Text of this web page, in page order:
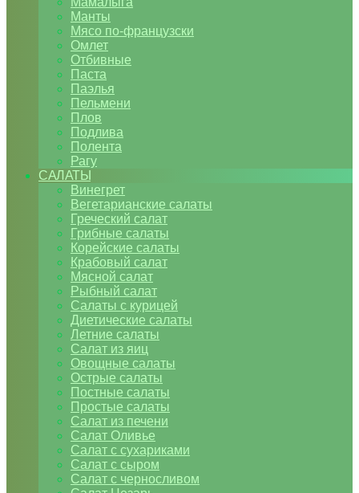
Манты
Мясо по-французски
Омлет
Отбивные
Паста
Паэлья
Пельмени
Плов
Подлива
Полента
Рагу
САЛАТЫ
Винегрет
Вегетарианские салаты
Греческий салат
Грибные салаты
Корейские салаты
Крабовый салат
Мясной салат
Рыбный салат
Салаты с курицей
Диетические салаты
Летние салаты
Салат из яиц
Овощные салаты
Острые салаты
Постные салаты
Простые салаты
Салат из печени
Салат Оливье
Салат с сухариками
Салат с сыром
Салат с черносливом